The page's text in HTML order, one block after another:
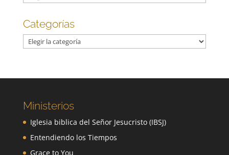
Categorías
Categorías
Ministerios
Iglesia biblica del Señor Jesucristo (IBSJ)
Entendiendo los Tiempos
Grace to You